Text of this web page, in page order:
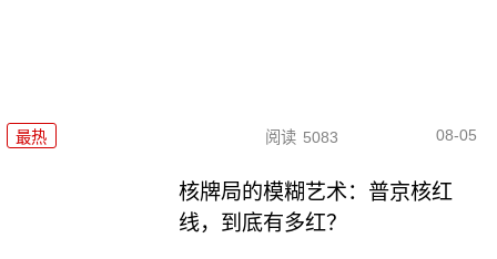
最热 阅读 5083 08-05
核牌局的模糊艺术：普京核红
线，到底有多红？